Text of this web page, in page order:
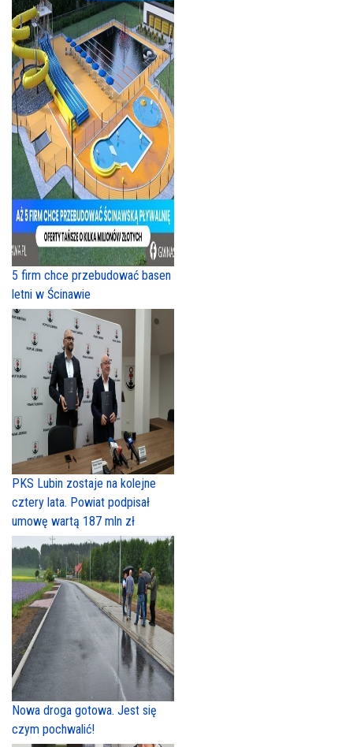
5 firm chce przebudować basen
letni w Ścinawie
PKS Lubin zostaje na kolejne
cztery lata. Powiat podpisał
umowę wartą 187 mln zł
Nowa droga gotowa. Jest się
czym pochwalić!